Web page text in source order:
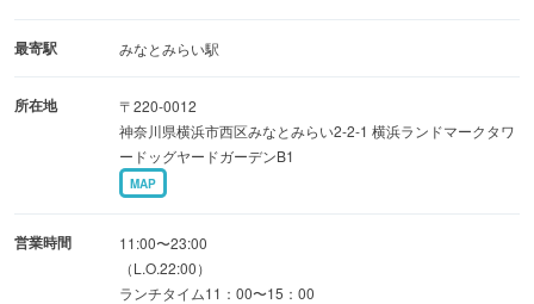
◆自宅や職場にテイクアウトOK！もつ鍋でほっと一息♪
◆ご家族との夕飯に本場のもつ鍋で楽しいひとときを
・もつ鍋お持ち帰りセット（みそ/しょうゆ） 2人前 2,970
最寄駅 みなとみらい駅
所在地
〒220-0012
神奈川県横浜市西区みなとみらい2-2-1 横浜ランドマークタワ
ードッグヤードガーデンB1
MAP
営業時間
11:00〜23:00
（L.O.22:00）
ランチタイム11：00〜15：00